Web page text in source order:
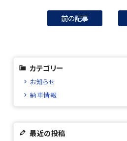
前の記事
カテゴリー
お知らせ
納車情報
最近の投稿